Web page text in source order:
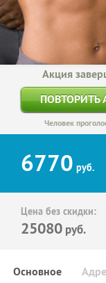
Акция
Человек
6770 руб.
Цена без скидки:
25080 руб.
Основное